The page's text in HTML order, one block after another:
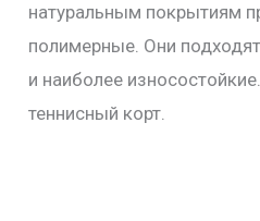
натуральным покрытиям
полимерные. Они
и наиболее
теннисный корт.